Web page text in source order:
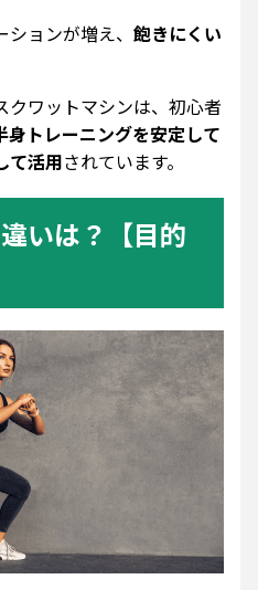
ョンが増え、 飽きにくい
クワットマシンは、初心者
身トレーニングを安定して
て活用されています。
いは？【目的